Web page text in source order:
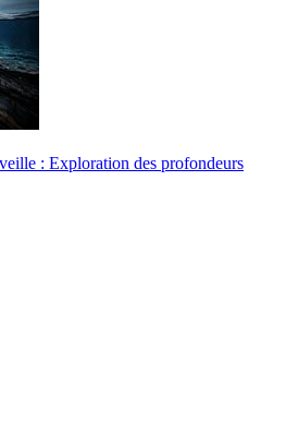
: Exploration des profondeurs